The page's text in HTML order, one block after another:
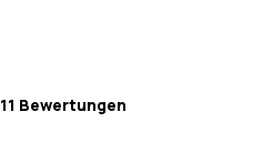
11 Bewertungen